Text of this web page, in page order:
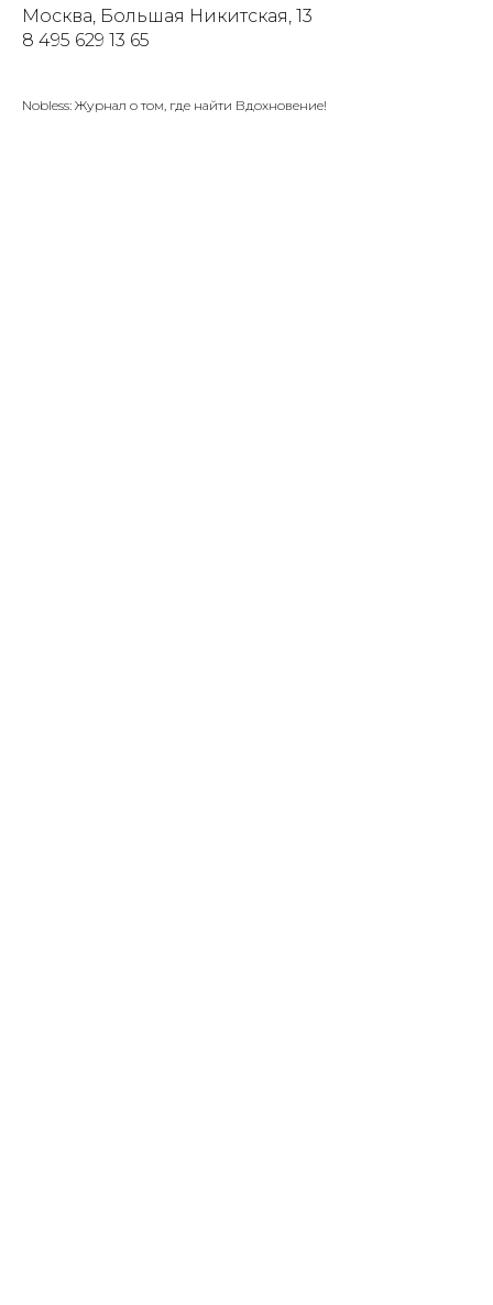
Москва, Большая Никитская, 13
8 495 629 13 65
Nobless: Журнал о том, где найти Вдохновение!